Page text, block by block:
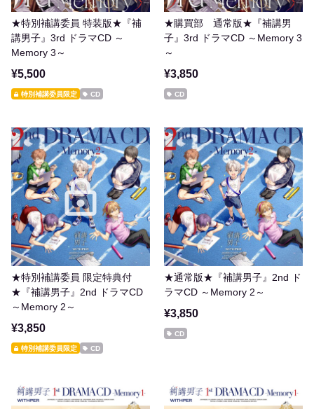
★特別補講委員 特装版★『補
講男子』3rd ドラマCD ～
Memory 3～
¥5,500
特別補講委員限定 CD
★購買部 通常版★『補講男
子』3rd ドラマCD ～Memory 3
～
¥3,850
CD
★特別補講委員 限定特典付
★『補講男子』2nd ドラマCD
～Memory 2～
¥3,850
特別補講委員限定 CD
★通常版★『補講男子』2nd ド
ラマCD ～Memory 2～
¥3,850
CD